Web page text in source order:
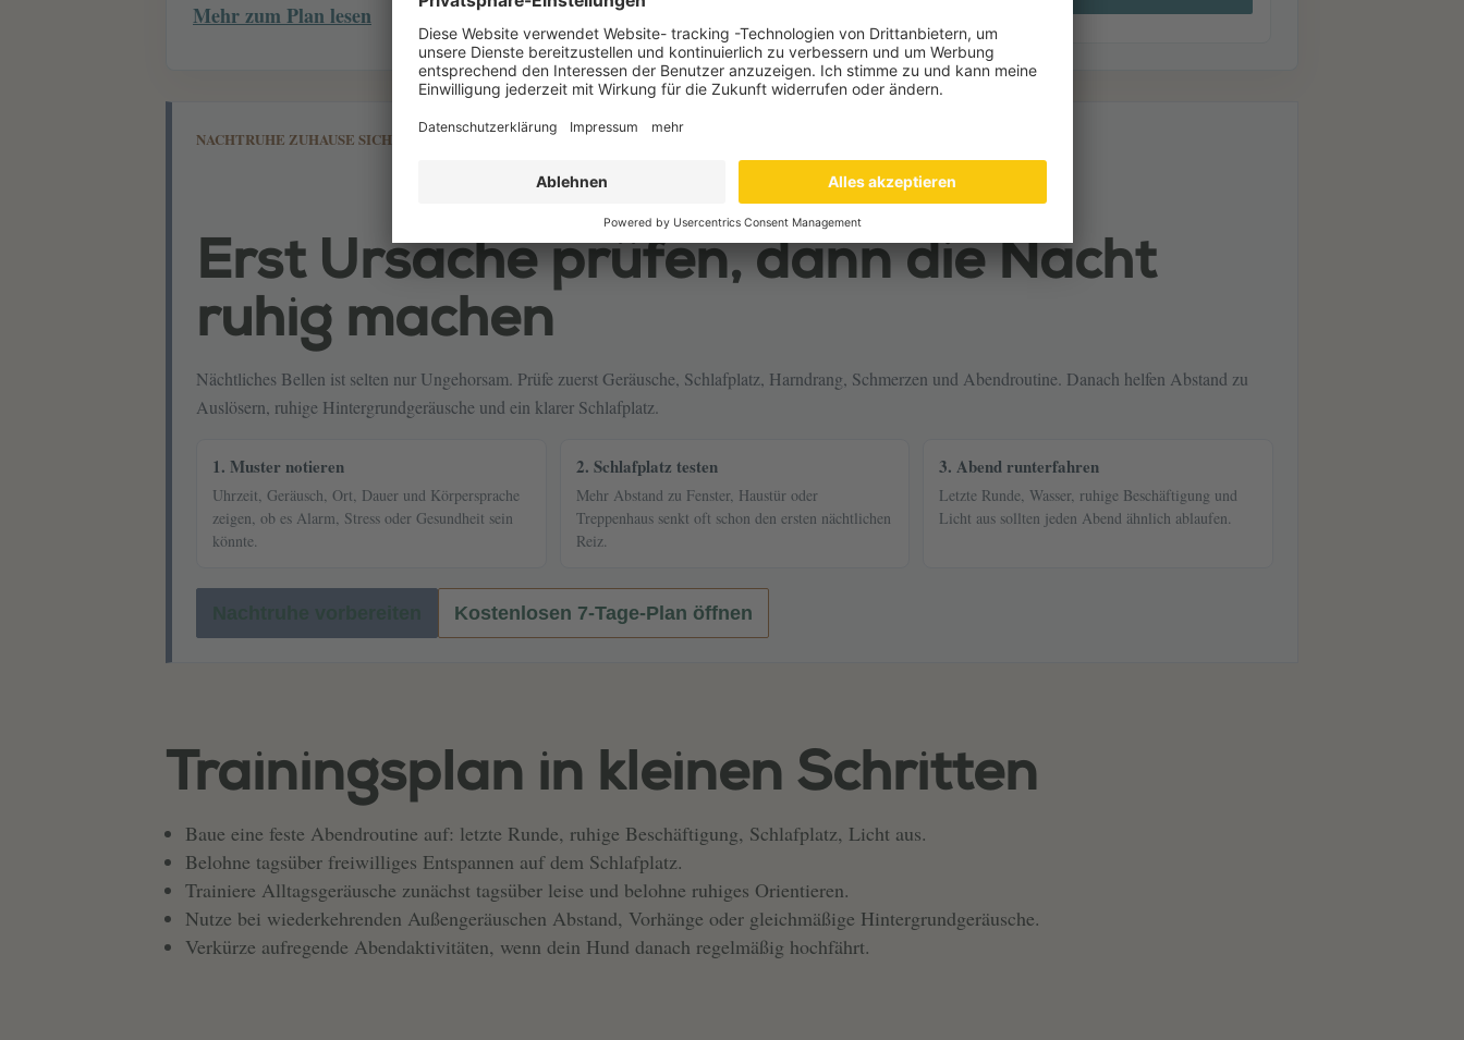
Mehr zum Plan lesen
NACHTRUHE ZUHAUSE SICHERN
Erst Ursache prüfen, dann die Nacht
ruhig machen
Nächtliches Bellen ist selten nur Ungehorsam. Prüfe zuerst Geräusche, Schlafplatz, Harndrang, Schmerzen und Abendroutine. Danach helfen Abstand zu
Auslösern, ruhige Hintergrundgeräusche und ein klarer Schlafplatz.
1. Muster notieren
Uhrzeit, Geräusch, Ort, Dauer und Körpersprache
zeigen, ob es Alarm, Stress oder Gesundheit sein
könnte.
2. Schlafplatz testen
Mehr Abstand zu Fenster, Haustür oder
Treppenhaus senkt oft schon den ersten nächtlichen
Reiz.
3. Abend runterfahren
Letzte Runde, Wasser, ruhige Beschäftigung und
Licht aus sollten jeden Abend ähnlich ablaufen.
Kostenlosen 7-Tage-Plan öffnen
Trainingsplan in kleinen Schritten
Baue eine feste Abendroutine auf: letzte Runde, ruhige Beschäftigung, Schlafplatz, Licht aus.
Belohne tagsüber freiwilliges Entspannen auf dem Schlafplatz.
Trainiere Alltagsgeräusche zunächst tagsüber leise und belohne ruhiges Orientieren.
Nutze bei wiederkehrenden Außengeräuschen Abstand, Vorhänge oder gleichmäßige Hintergrundgeräusche.
Verkürze aufregende Abendaktivitäten, wenn dein Hund danach regelmäßig hochfährt.